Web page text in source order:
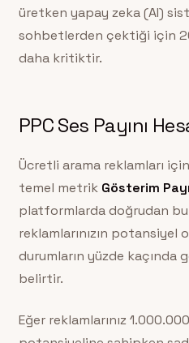
üretken yapay zeka (AI)
sohbetlerden çektiği için
daha kritiktir.
PPC Ses Payını
Ücretli arama reklamları
temel metrik Gösterim
platformlarda doğrudan
reklamlarınızın
durumların yüzde
belirtir.
Eğer reklamlarınız